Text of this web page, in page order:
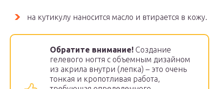
на кутикулу наносится масло и втирается в кожу.
Обратите внимание! Создание
гелевого ногтя с объемным дизайном
из акрила внутри (лепка) – это очень
тонкая и кропотливая работа,